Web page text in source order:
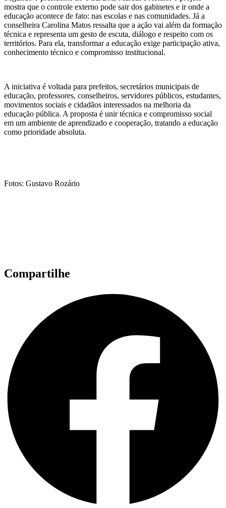
mostra que o controle externo pode sair dos gabinetes e ir onde a
educação acontece de fato: nas escolas e nas comunidades. Já a
conselheira Carolina Matos ressalta que a ação vai além da formação
técnica e representa um gesto de escuta, diálogo e respeito com os
territórios. Para ela, transformar a educação exige participação ativa,
conhecimento técnico e compromisso institucional.
A iniciativa é voltada para prefeitos, secretários municipais de
educação, professores, conselheiros, servidores públicos, estudantes,
movimentos sociais e cidadãos interessados na melhoria da
educação pública. A proposta é unir técnica e compromisso social
em um ambiente de aprendizado e cooperação, tratando a educação
como prioridade absoluta.
Fotos: Gustavo Rozário
Compartilhe